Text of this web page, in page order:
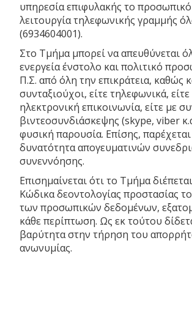
υπηρεσία επιφυλακής το
λειτουργία τηλεφωνικής γραμμής
(6934604001).
Στο Τμήμα μπορεί να απευθύνεται
ενεργεία ένστολο και πολιτικό
Π.Σ. από όλη την επικράτεια, καθώς
συνταξιούχοι, είτε τηλεφωνικά,
ηλεκτρονική επικοινωνία, είτε με
βιντεοσυνδιάσκεψης (skype, viber
φυσική παρουσία. Επίσης,
δυνατότητα απογευματινών
συνεννόησης.
Επισημαίνεται ότι το Τμήμα
Κώδικα δεοντολογίας προστασίας
των προσωπικών δεδομένων,
κάθε περίπτωση. Ως εκ τούτου
βαρύτητα στην τήρηση του
ανωνυμίας.